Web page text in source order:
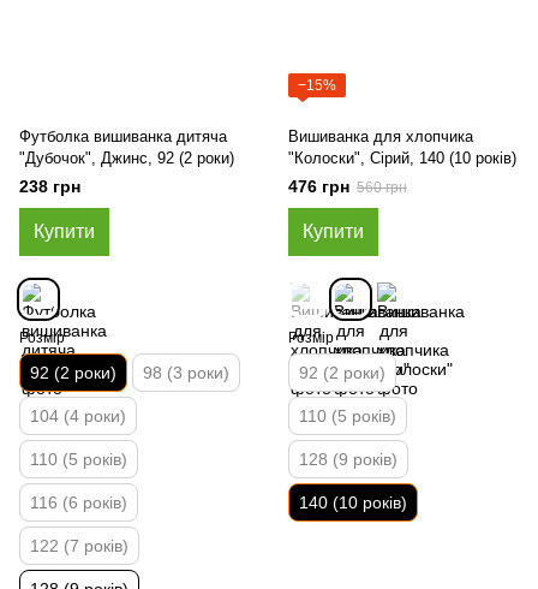
Футболка вишиванка дитяча
"Дубочок", Джинс, 92 (2 роки)
238 грн
Купити
Розмір
92 (2 роки) 98 (3 роки)
104 (4 роки)
110 (5 років)
116 (6 років)
122 (7 років)
−15%
Вишиванка для хлопчика
"Колоски", Сірий, 140 (10 років)
476 грн 560 грн
Купити
Розмір
92 (2 роки)
110 (5 років)
128 (9 років)
140 (10 років)